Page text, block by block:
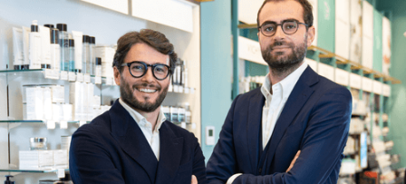
Hippocrates
Holding diventa
Società Benefit